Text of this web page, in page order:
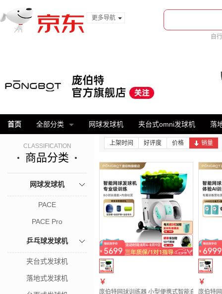
更多导航
自
首页 全部分类 网球发球机 夹台式omni发球机 落
CLASSIFICATION
商品分类
网球发球机
PACE
PACE Pro
乒乓球发球机
夹台式发球机
落地式发球机
上架时间 好评度 价格 销量
￥
庞伯特网球训练器 小型便携式智能自动左右
￥
庞伯特